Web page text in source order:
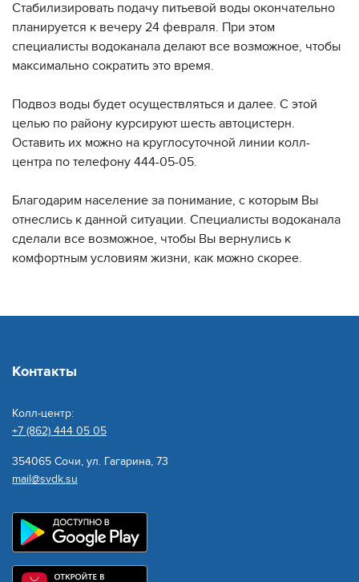
Стабилизировать подачу питьевой воды окончательно
планируется к вечеру 24 февраля. При этом
специалисты водоканала делают все возможное, чтобы
максимально сократить это время.
Подвоз воды будет осуществляться и далее. С этой
целью по району курсируют шесть автоцистерн.
Оставить их можно на круглосуточной линии колл-
центра по телефону 444-05-05.
Благодарим население за понимание, с которым Вы
отнеслись к данной ситуации. Специалисты водоканала
сделали все возможное, чтобы Вы вернулись к
комфортным условиям жизни, как можно скорее.
Контакты
Колл-центр:
+7 (862) 444 05 05
354065 Сочи, ул. Гагарина, 73
mail@svdk.su